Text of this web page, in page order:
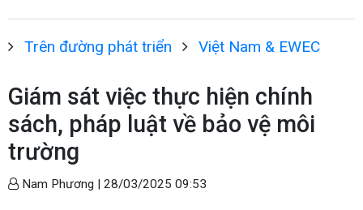
Trên đường phát triển Việt Nam & EWEC
Giám sát việc thực hiện chính
sách, pháp luật về bảo vệ môi
trường
Nam Phương | 28/03/2025 09:53